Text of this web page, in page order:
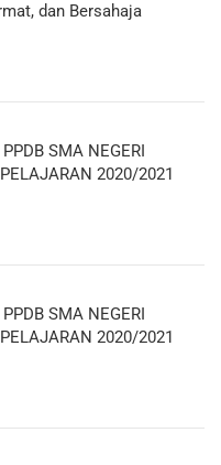
dan Bersahaja
SMA NEGERI
2020/2021
SMA NEGERI
2020/2021